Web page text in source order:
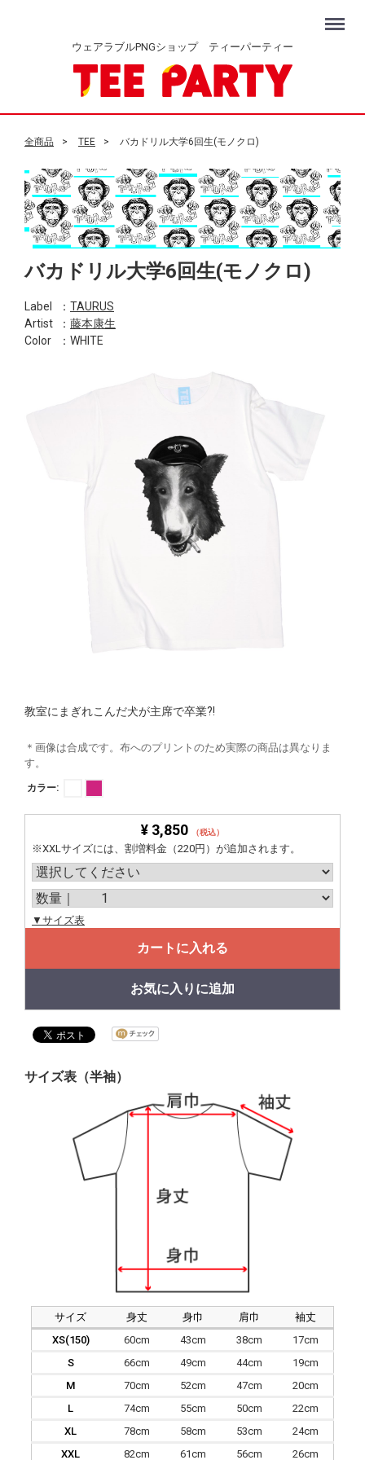
ウェアラブルPNGショップ ティーパーティー
Menu
全商品 TEE バカドリル大学6回生(モノクロ)
バカドリル大学6回生(モノクロ)
Label ： TAURUS
Artist
： 藤本康生
Color
：WHITE
教室にまぎれこんだ犬が主席で卒業?!
＊画像は合成です。布へのプリントのため実際の商品は異なりま
す。
カラー:
¥ 3,850 （税込）
※XXLサイズには、割増料金（220円）が追加されます。
▼サイズ表
カートに入れる
お気に入りに追加
サイズ表（半袖）
サイズ 身丈 身巾 肩巾
袖丈
XS(150)
60cm 43cm 38cm
17cm
S
66cm 49cm 44cm
19cm
M
70cm 52cm 47cm
20cm
L
74cm 55cm 50cm
22cm
XL
78cm 58cm 53cm
24cm
XXL
82cm 61cm 56cm 26cm